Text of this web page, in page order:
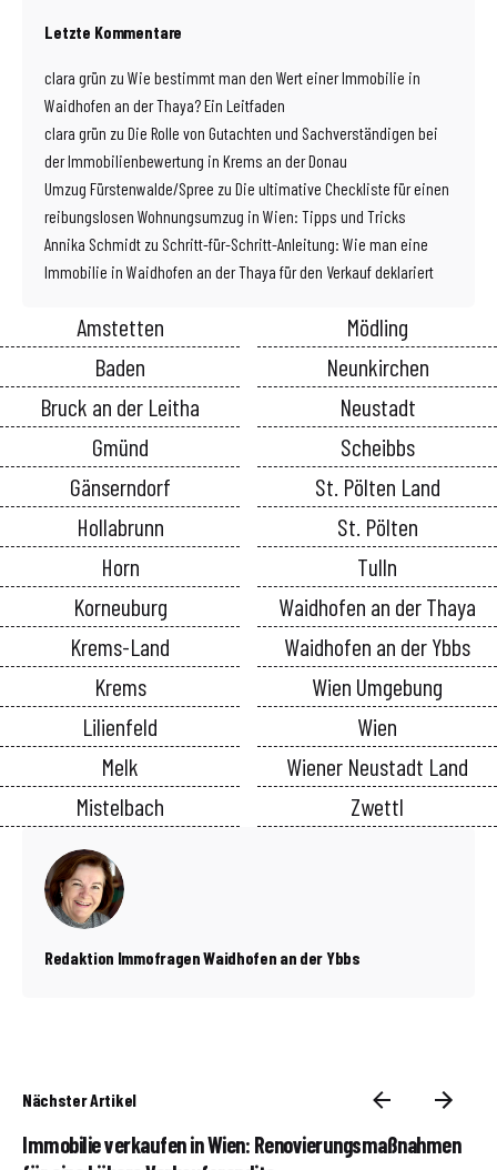
Letzte Kommentare
clara grün zu Wie bestimmt man den Wert einer Immobilie in
Waidhofen an der Thaya? Ein Leitfaden
clara grün zu Die Rolle von Gutachten und Sachverständigen bei
der Immobilienbewertung in Krems an der Donau
Umzug Fürstenwalde/Spree zu Die ultimative Checkliste für einen
reibungslosen Wohnungsumzug in Wien: Tipps und Tricks
Annika Schmidt zu Schritt-für-Schritt-Anleitung: Wie man eine
Immobilie in Waidhofen an der Thaya für den Verkauf deklariert
Amstetten
Baden
Bruck an der Leitha
Gmünd
Gänserndorf
Hollabrunn
Horn
Korneuburg
Krems-Land
Krems
Lilienfeld
Melk
Mistelbach
Mödling
Neunkirchen
Neustadt
Scheibbs
St. Pölten Land
St. Pölten
Tulln
Waidhofen an der Thaya
Waidhofen an der Ybbs
Wien Umgebung
Wien
Wiener Neustadt Land
Zwettl
Redaktion Immofragen Waidhofen an der Ybbs
Nächster Artikel
Immobilie verkaufen in Wien: Renovierungsmaßnahmen